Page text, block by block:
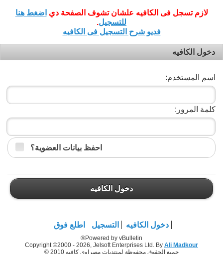
لازم تسجل فى الكافيه علشان تشوف الصفحة دي اضغط هنا
للتسجيل.
فديو شرح التسجيل فى الكافيه
دخول الكافيه
اسم المستخدم:
كلمة المرور:
احفظ بيانات العضوية؟
دخول الكافيه
دخول الكافيه التسجيل اطلع فوق
Powered by vBulletin®
Copyright ©2000 - 2026, Jelsoft Enterprises Ltd. By Ali Madkour
جميع الحقوق محفوظة لمنتديات مصراوي كافيه 2010 ©